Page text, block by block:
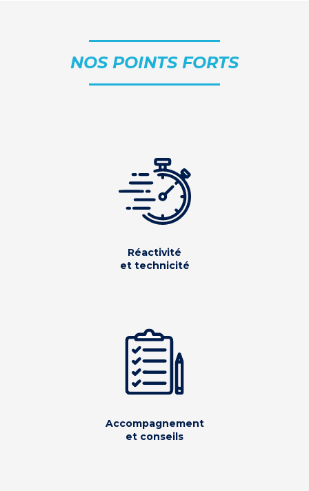
NOS POINTS FORTS
Réactivité
et technicité
Accompagnement
et conseils